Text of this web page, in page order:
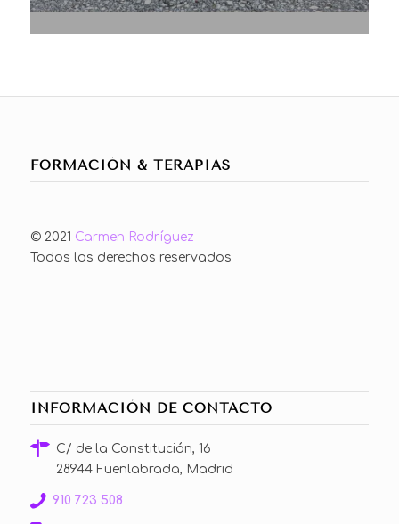
FORMACIÓN & TERAPIAS
© 2021 Carmen Rodríguez
Todos los derechos reservados
INFORMACIÓN DE CONTACTO
C/ de la Constitución, 16
28944 Fuenlabrada, Madrid
910 723 508